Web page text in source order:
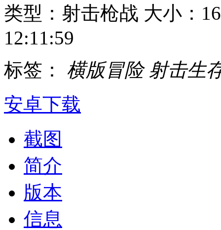
类型：射击枪战 大小：
12:11:59
标签： 横版冒险 射击生
安卓下载
截图
简介
版本
信息